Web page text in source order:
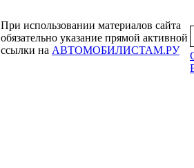
При использовании материалов сайта
обязательно указание прямой активной
ссылки на АВТОМОБИЛИСТАМ.РУ